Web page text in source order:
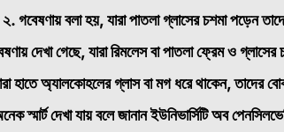
২. গবেষণায় বলা হয়, যারা পাতলা গ্লাসের চশমা পড়েন
দেখা গেছে, যারা রিমলেস বা পাতলা ফ্রেম ও
হাতে অ্যালকোহলের গ্লাস বা মগ ধরে থাকেন, তাদের
স্মার্ট দেখা যায় বলে জানান ইউনিভার্সিটি অব